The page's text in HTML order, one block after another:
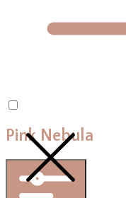
Pink Nebula